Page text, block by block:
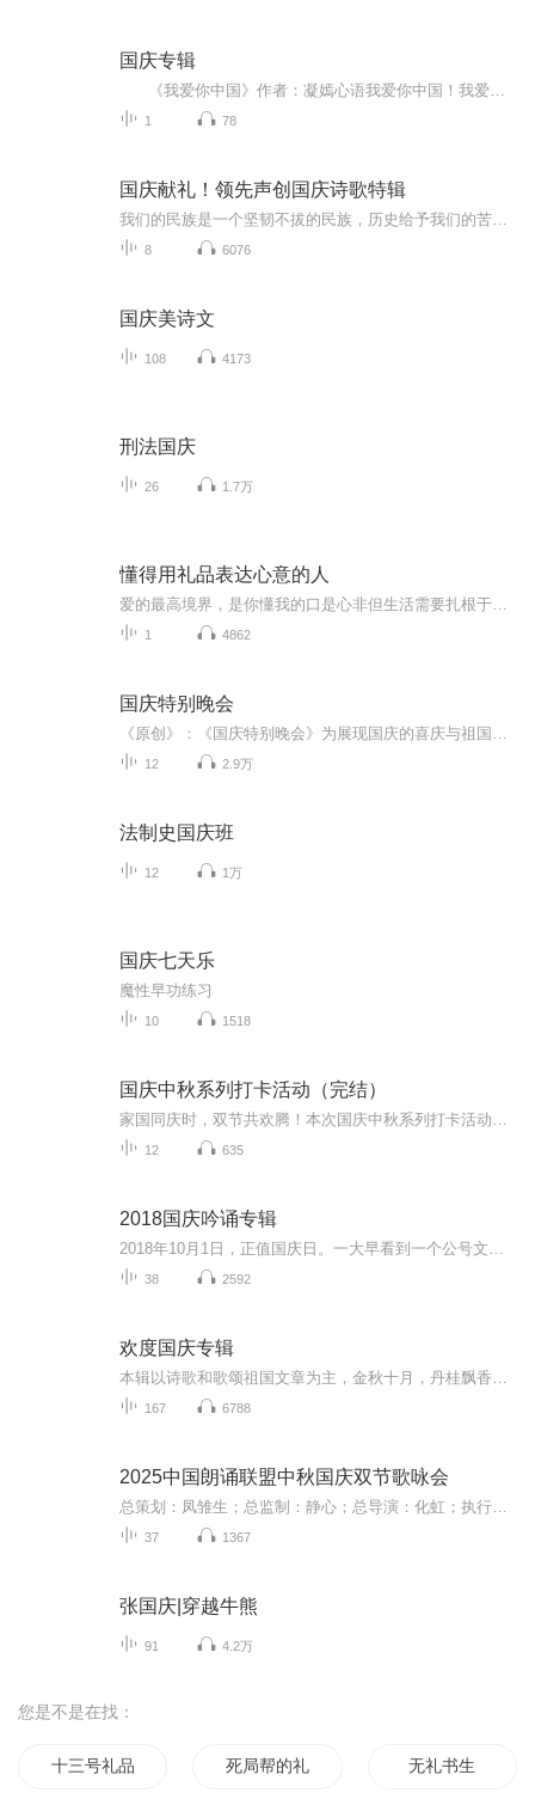
国庆专辑
1 78
国庆献礼！领先声创国庆诗歌特辑
8 6076
国庆美诗文
108 4173
刑法国庆
26 1.7万
懂得用礼品表达心意的人
1 4862
国庆特别晚会
12 2.9万
法制史国庆班
12 1万
国庆七天乐
魔性早功练习
10 1518
国庆中秋系列打卡活动（完结）
12 635
2018国庆吟诵专辑
38 2592
欢度国庆专辑
167 6788
2025中国朗诵联盟中秋国庆双节歌咏会
37 1367
张国庆|穿越牛熊
91 4.2万
您是不是在找：
十三号礼品店 死局帮的礼节 无礼书生